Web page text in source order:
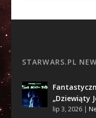
STARWARS.PL
„Dziewiąty
lip 3, 2026|